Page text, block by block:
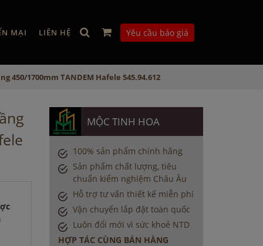
MẠI LIÊN HỆ Yêu cầu báo giá
450/1700mm TANDEM Hafele 545.94.612
MỘC TINH HOA
100% sản phẩm chính hãng
Sản phẩm chất lượng, tiêu
chuẩn kiểm nghiệm Châu Âu
Hỗ trợ tư vấn thiết kế miễn phí
Vận chuyển lắp đặt toàn quốc
Luôn đổi mới vì sức khoẻ NTD
HỢP TÁC CÙNG BÁN HÀNG